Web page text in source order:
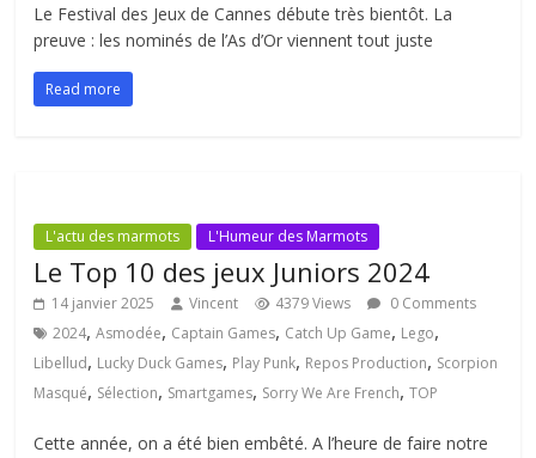
Le Festival des Jeux de Cannes débute très bientôt. La
preuve : les nominés de l’As d’Or viennent tout juste
Read more
L'actu des marmots L'Humeur des Marmots
Le Top 10 des jeux Juniors 2024
14 janvier 2025 Vincent 4379 Views
0 Comments
2024,Asmodée, Captain Games, Catch Up Game, Lego,
Libellud, Lucky Duck Games, Play Punk, Repos Production, Scorpion
Masqué, Sélection, Smartgames, Sorry We Are French,TOP
Cette année, on a été bien embêté. A l’heure de faire notre